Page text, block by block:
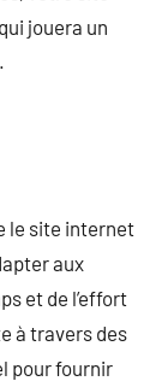
jouera un
le site internet
aux
et de l’effort
à travers des
pour fournir